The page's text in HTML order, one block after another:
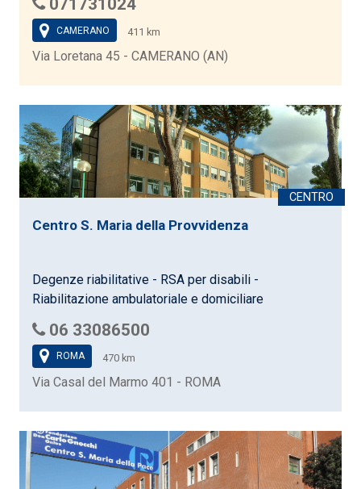
071731024
CAMERANO 411 km
Via Loretana 45 - CAMERANO (AN)
Centro S. Maria della Provvidenza
Degenze riabilitative - RSA per disabili -
Riabilitazione ambulatoriale e domiciliare
06 33086500
ROMA 470 km
Via Casal del Marmo 401 - ROMA